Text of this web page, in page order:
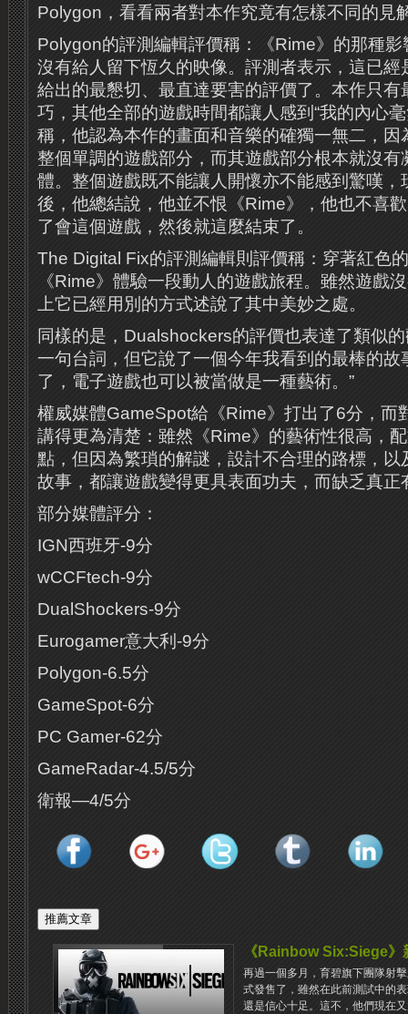
Polygon，看看兩者對本作究竟有怎樣不同的見
Polygon的評測編輯評價稱：《Rime》的那種影
沒有給人留下恆久的映像。評測者表示，這已
給出的最懇切、最直達要害的評價了。本作只有
巧，其他全部的遊戲時間都讓人感到“我的內心
稱，他認為本作的畫面和音樂的確獨一無二，因
整個單調的遊戲部分，而其遊戲部分根本就沒有
體。整個遊戲既不能讓人開懷亦不能感到驚嘆，
後，他總結說，他並不恨《Rime》，他也不喜
了會這個遊戲，然後就這麼結束了。
The Digital Fix的評測編輯則評價稱：穿著紅色
《Rime》體驗一段動人的遊戲旅程。雖然遊戲
上它已經用別的方式述說了其中美妙之處。
同樣的是，Dualshockers的評價也表達了類似
一句台詞，但它說了一個今年我看到的最棒的
了，電子遊戲也可以被當做是一種藝術。”
權威媒體GameSpot給《Rime》打出了6分，而
講得更為清楚：雖然《Rime》的藝術性很高，
點，但因為繁瑣的解謎，設計不合理的路標，以
故事，都讓遊戲變得更具表面功夫，而缺乏真正
部分媒體評分：
IGN西班牙-9分
wCCFtech-9分
DualShockers-9分
Eurogamer意大利-9分
Polygon-6.5分
GameSpot-6分
PC Gamer-62分
GameRadar-4.5/5分
衛報—4/5分
《Rainbow Six:Siege》
再過一個多月，育碧旗下團隊射
式發售了，雖然在此前測試中的
還是信心十足。這不，他們現在